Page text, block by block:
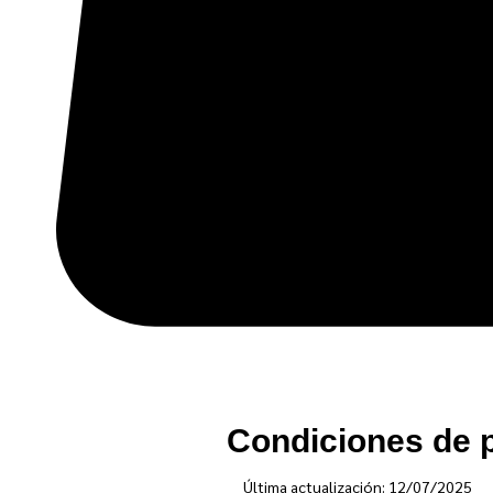
Condiciones de
Última actualización: 12/07/2025